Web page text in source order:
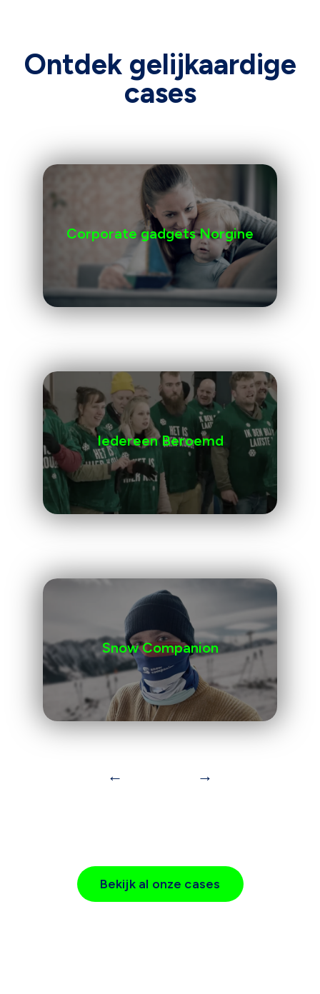
Ontdek gelijkaardige
cases
Corporate gadgets Norgine
Iedereen Beroemd
Snow Companion
← →
Bekijk al onze cases